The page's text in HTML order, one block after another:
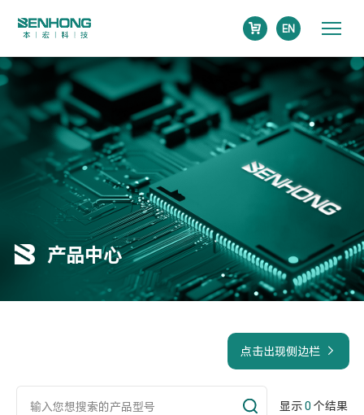
EN
产品中心
点击出现侧边栏
显示0 个结果